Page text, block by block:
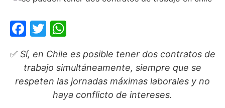
F
c
e
b
T
itt
er
at
s
A
✅ Sí, en Chile es posible tener dos contratos de
trabajo simultáneamente, siempre que se
respeten las jornadas máximas laborales y no
haya conflicto de intereses.